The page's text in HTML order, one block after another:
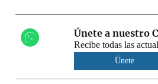
Únete a nuestro
Recibe todas las
Únete